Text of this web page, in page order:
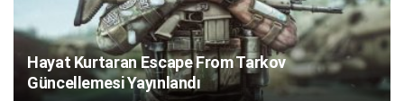
Hayat Kurtaran Escape From Tarkov
Güncellemesi Yayınlandı